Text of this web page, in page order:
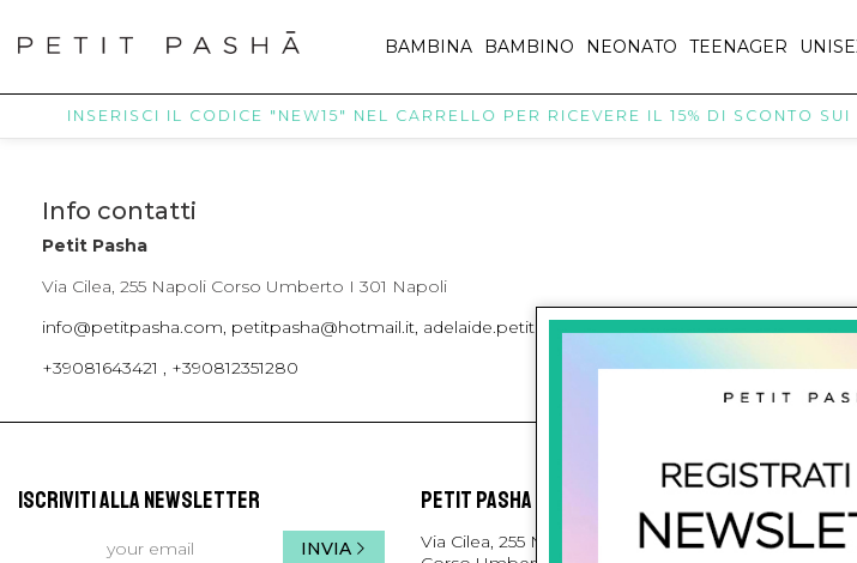
BAMBINA BAMBINO NEONATO TEENAGER
INSERISCI IL CODICE "NEW15" NEL CARRELLO PER RICEVERE IL 15% DI SCONTO
Info contatti
Petit Pasha
Via Cilea, 255 Napoli Corso Umberto I 301 Napoli
info@petitpasha.com, petitpasha@hotmail.it, adelaide.petitpasha@hotmail.com
+39081643421 , +390812351280
ISCRIVITI ALLA NEWSLETTER
INVIA
PETIT PASHA
Via Cilea, 255 Napoli